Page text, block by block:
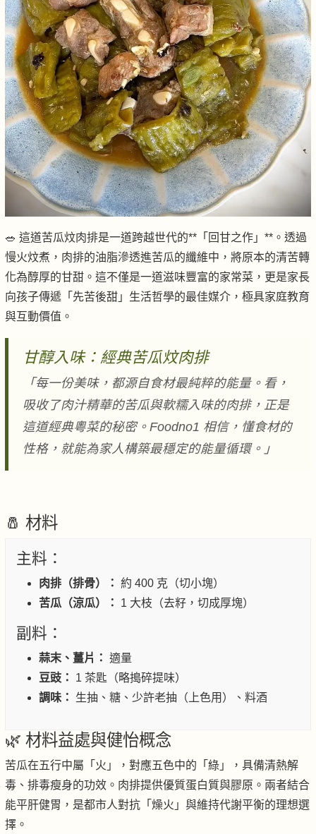
🥗 這道苦瓜炆肉排是一道跨越世代的**「回甘之作」**。透過
慢火炆煮，肉排的油脂滲透進苦瓜的纖維中，將原本的清苦轉
化為醇厚的甘甜。這不僅是一道滋味豐富的家常菜，更是家長
向孩子傳遞「先苦後甜」生活哲學的最佳媒介，極具家庭教育
與互動價值。
甘醇入味：經典苦瓜炆肉排
「每一份美味，都源自食材最純粹的能量。看，
吸收了肉汁精華的苦瓜與軟糯入味的肉排，正是
這道經典粵菜的秘密。Foodno1 相信，懂食材的
性格，就能為家人構築最穩定的能量循環。」
🧂 材料
主料：
肉排（排骨）： 約 400 克（切小塊）
苦瓜（涼瓜）：
1 大枝（去籽，切成厚塊）
副料：
蒜末、薑片： 適量
豆豉：
1 茶匙（略搗碎提味）
調味：
生抽、糖、少許老抽（上色用）、料酒
🌿 材料益處與健怡概念
苦瓜在五行中屬「火」，對應五色中的「綠」，具備清熱解
毒、排毒瘦身的功效。肉排提供優質蛋白質與膠原。兩者結合
能平肝健胃，是都市人對抗「燥火」與維持代謝平衡的理想選
擇。